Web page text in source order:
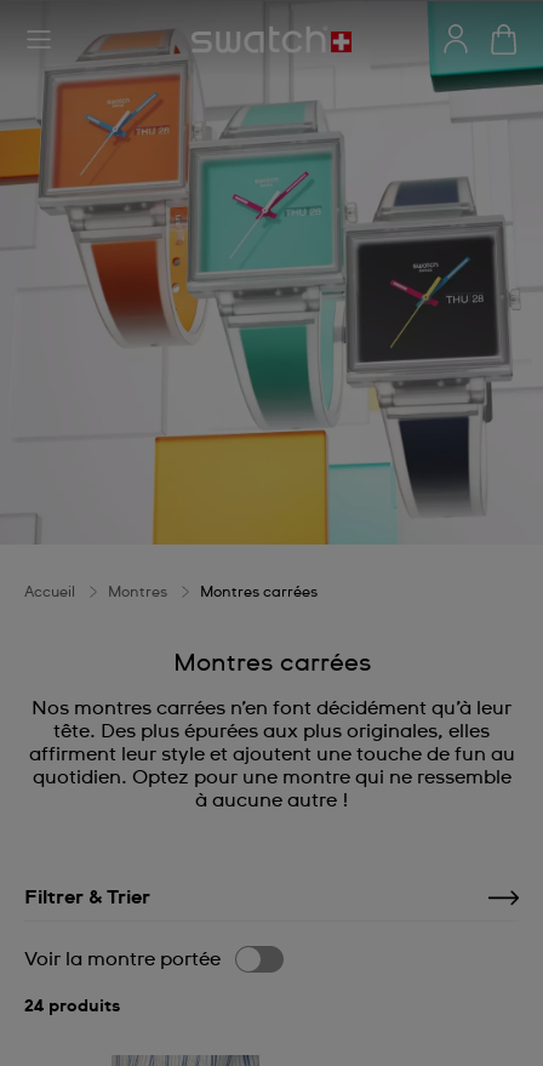
Accueil Montres Montres carrées
Montres carrées
Nos montres carrées n’en font décidément qu’à leur
tête. Des plus épurées aux plus originales, elles
affirment leur style et ajoutent une touche de fun au
quotidien. Optez pour une montre qui ne ressemble
à aucune autre !
Filtrer & Trier
Voir la montre portée
24 produits